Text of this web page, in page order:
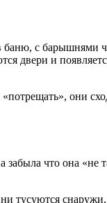
с барышнями
двери и
они
что она
тусуются